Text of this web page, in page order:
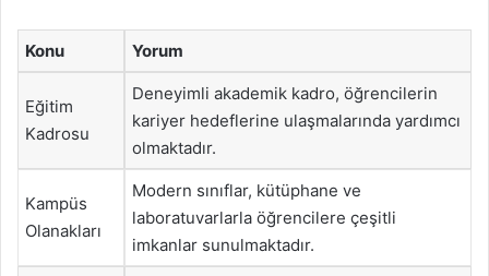
Konu Yorum
Eğitim
Kadrosu
Deneyimli akademik kadro, öğrencilerin
kariyer hedeflerine ulaşmalarında yardımcı
olmaktadır.
Kampüs
Olanakları
Modern sınıflar, kütüphane ve
laboratuvarlarla öğrencilere çeşitli
imkanlar sunulmaktadır.